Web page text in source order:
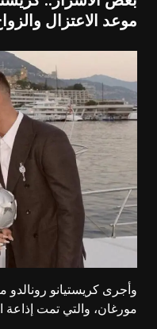
موعد الاعتزال
وأجرى كريستيانو رونالدو
مورغان، والتي تمت إذاعة